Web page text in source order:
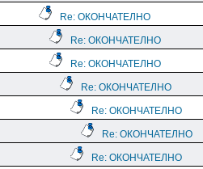
Re: ОКОНЧАТЕЛНО
Re: ОКОНЧАТЕЛНО
Re: ОКОНЧАТЕЛНО
Re: ОКОНЧАТЕЛНО
Re: ОКОНЧАТЕЛНО
Re: ОКОНЧАТЕЛНО
Re: ОКОНЧАТЕЛНО